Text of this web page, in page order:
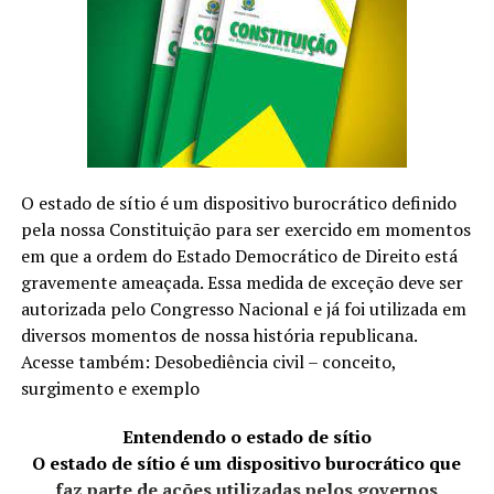
TÓPICOS RELACIONADOS
Vila Cervejeira reúne o melhor da música e comida de
boteco em evento aberto ao público
Joias são o ponto alto da sofisticação em eventos de
O estado de sítio é um dispositivo burocrático definido
pela nossa Constituição para ser exercido em momentos
em que a ordem do Estado Democrático de Direito está
gravemente ameaçada. Essa medida de exceção deve ser
autorizada pelo Congresso Nacional e já foi utilizada em
diversos momentos de nossa história republicana.
Acesse também: Desobediência civil – conceito,
surgimento e exemplo
Entendendo o estado de sítio
O estado de sítio é um dispositivo burocrático que
faz parte de ações utilizadas pelos governos